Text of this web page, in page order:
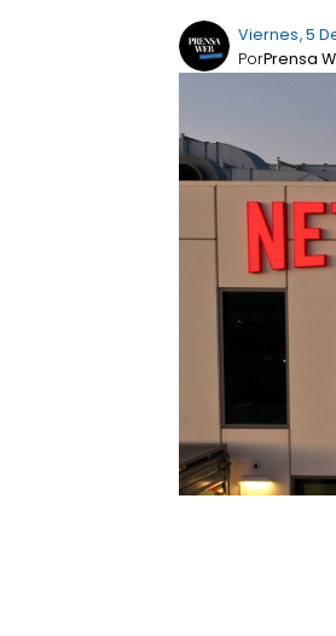
Viernes, 5
Prensa
Por